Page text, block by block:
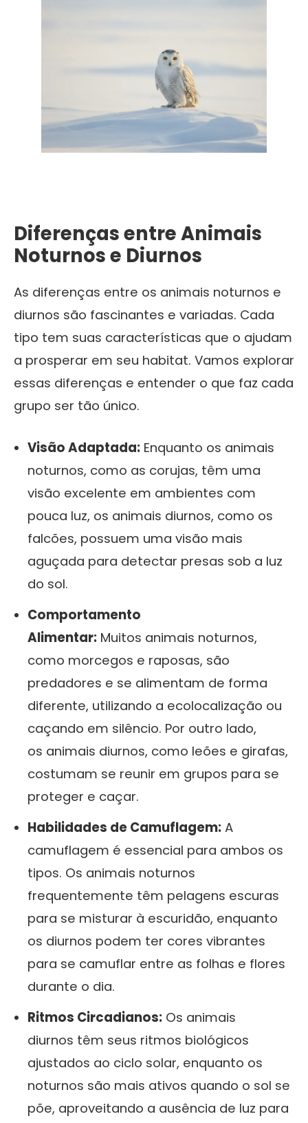
Diferenças entre Animais
Noturnos e Diurnos
As diferenças entre os animais noturnos e
diurnos são fascinantes e variadas. Cada
tipo tem suas características que o ajudam
a prosperar em seu habitat. Vamos explorar
essas diferenças e entender o que faz cada
grupo ser tão único.
Visão Adaptada: Enquanto os animais
noturnos, como as corujas, têm uma
visão excelente em ambientes com
pouca luz, os animais diurnos, como os
falcões, possuem uma visão mais
aguçada para detectar presas sob a luz
do sol.
Comportamento
Alimentar: Muitos animais noturnos,
como morcegos e raposas, são
predadores e se alimentam de forma
diferente, utilizando a ecolocalização ou
caçando em silêncio. Por outro lado,
os animais diurnos, como leões e girafas,
costumam se reunir em grupos para se
proteger e caçar.
Habilidades de Camuflagem: A
camuflagem é essencial para ambos os
tipos. Os animais noturnos
frequentemente têm pelagens escuras
para se misturar à escuridão, enquanto
os diurnos podem ter cores vibrantes
para se camuflar entre as folhas e flores
durante o dia.
Ritmos Circadianos: Os animais
diurnos têm seus ritmos biológicos
ajustados ao ciclo solar, enquanto os
noturnos são mais ativos quando o sol se
põe, aproveitando a ausência de luz para